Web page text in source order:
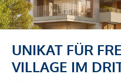
UNIKAT FÜR
VILLAGE IM